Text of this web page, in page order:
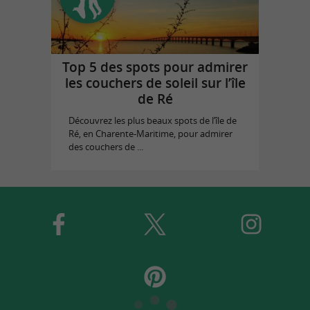
Top 5 des spots pour admirer
les couchers de soleil sur l’île
de Ré
Découvrez les plus beaux spots de l’île de
Ré, en Charente-Maritime, pour admirer
des couchers de ...